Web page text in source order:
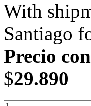
With
Santiago
Precio
$29.890